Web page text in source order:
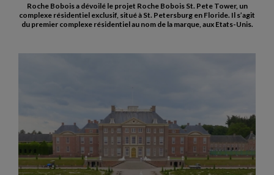
Roche Bobois a dévoilé le projet Roche Bobois St. Pete Tower, un
complexe résidentiel exclusif, situé à St. Petersburg en Floride. Il s’agit
du premier complexe résidentiel au nom de la marque, aux Etats-Unis.